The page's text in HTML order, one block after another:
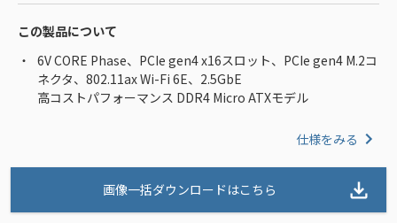
この製品について
6V CORE Phase、PCIe gen4 x16スロット、PCIe gen4 M.2コ
ネクタ、802.11ax Wi-Fi 6E、2.5GbE
高コストパフォーマンス DDR4 Micro ATXモデル
仕様をみる
画像一括ダウンロードはこちら